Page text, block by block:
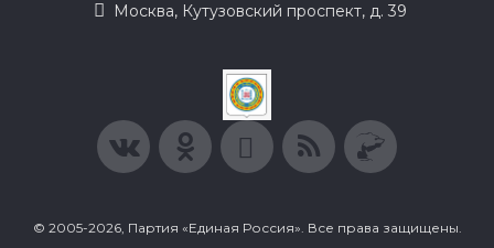
Москва, Кутузовский проспект, д. 39
© 2005-2026, Партия «Единая Россия». Все права защищены.